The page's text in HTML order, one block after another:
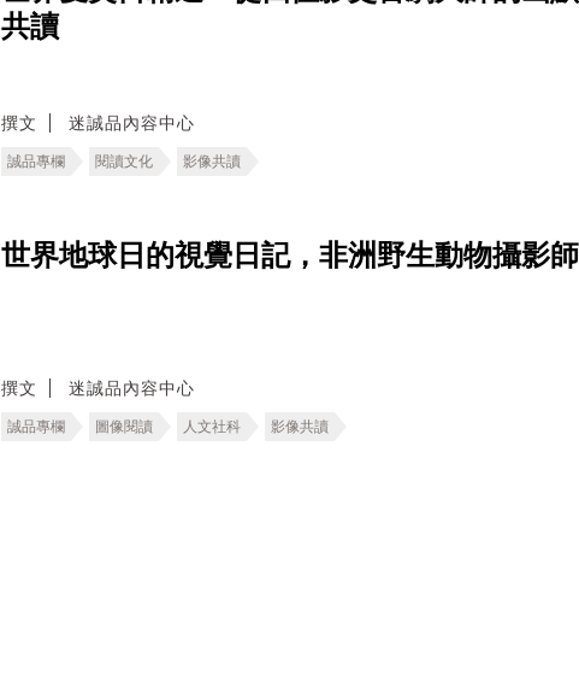
共讀
撰文 迷誠品內容中心
誠品專欄 閱讀文化 影像共讀
世界地球日的視覺日記，非洲野生動物攝影
撰文 迷誠品內容中心
誠品專欄 圖像閱讀 人文社科 影像共讀